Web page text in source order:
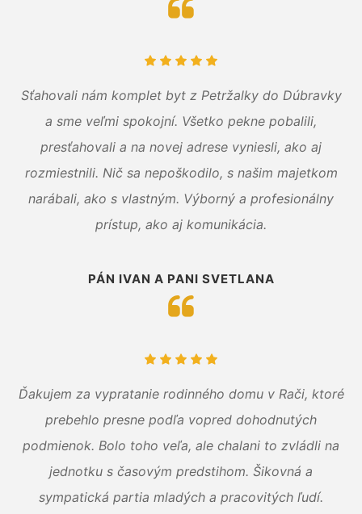
Sťahovali nám komplet byt z Petržalky do Dúbravky
a sme veľmi spokojní. Všetko pekne pobalili,
presťahovali a na novej adrese vyniesli, ako aj
rozmiestnili. Nič sa nepoškodilo, s našim majetkom
narábali, ako s vlastným. Výborný a profesionálny
prístup, ako aj komunikácia.
PÁN IVAN A PANI SVETLANA
Ďakujem za vypratanie rodinného domu v Rači, ktoré
prebehlo presne podľa vopred dohodnutých
podmienok. Bolo toho veľa, ale chalani to zvládli na
jednotku s časovým predstihom. Šikovná a
sympatická partia mladých a pracovitých ľudí.